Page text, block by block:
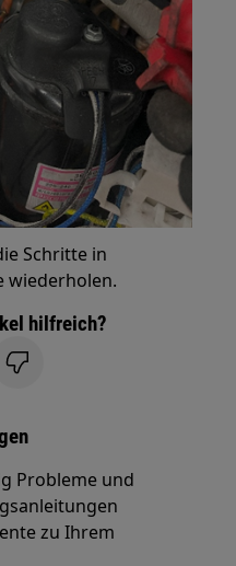
Schritte in
wiederholen.
hilfreich?
Probleme und
zu Ihrem